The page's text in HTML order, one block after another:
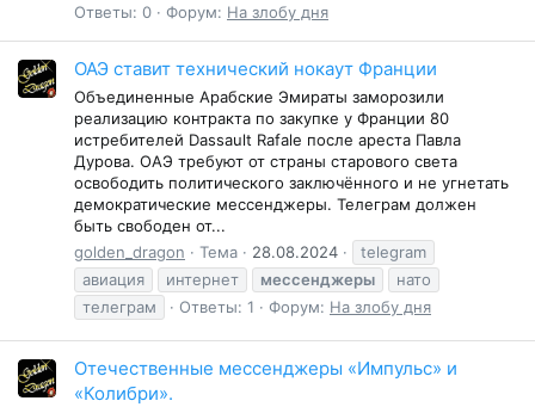
Ответы: 0
Форум: На злобу дня
ОАЭ ставит технический нокаут Франции
Объединенные Арабские Эмираты заморозили
реализацию контракта по закупке у Франции 80
истребителей Dassault Rafale после ареста Павла
Дурова. ОАЭ требуют от страны старового света
освободить политического заключëнного и не угнетать
демократические мессенджеры. Телеграм должен
быть свободен от...
golden_dragon
Тема 28.08.2024
telegram
авиация
интернет мессенджеры
нато
телеграм
Ответы: 1 Форум: На злобу дня
Отечественные мессенджеры «Импульс» и
«Колибри».